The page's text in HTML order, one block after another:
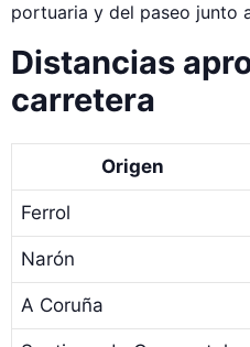
portuaria y del paseo junto
Distancias
carretera
Origen
Ferrol
Narón
A Coruña